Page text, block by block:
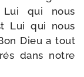
Lui qui nous
Lui qui nous
Dieu a tout
dans notre